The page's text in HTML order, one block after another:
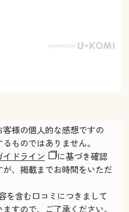
様の個人的な感想ですの
ものではありません。
イドライン
に基づき確認
、掲載までお時間をいただ
を含む口コミにつきまして
すので、ご了承ください。